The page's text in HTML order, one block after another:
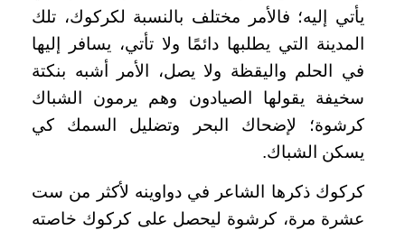
يأتي إليه؛ فالأمر مختلف بالنسبة لكركوك، تلك
المدينة التي يطلبها دائمًا ولا تأتي، يسافر إليها
في الحلم واليقظة ولا يصل، الأمر أشبه بنكتة
سخيفة يقولها الصيادون وهم يرمون الشباك
كرشوة؛ لإضحاك البحر وتضليل السمك كي
يسكن الشباك.
كركوك ذكرها الشاعر في دواوينه لأكثر من ست
عشرة مرة، كرشوة ليحصل على كركوك خاصته